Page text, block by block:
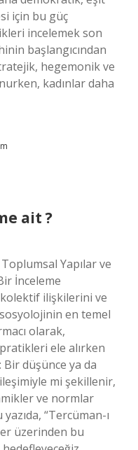
için bu güç
incelemek son
başlangıcından
hegemonik ve
kadınlar daha
ait ?
Yapılar ve
İnceleme
ilişkilerini ve
en temel
olarak,
ele alırken
düşünce ya da
mi şekillenir,
ve normlar
“Tercüman-ı
üzerinden bu